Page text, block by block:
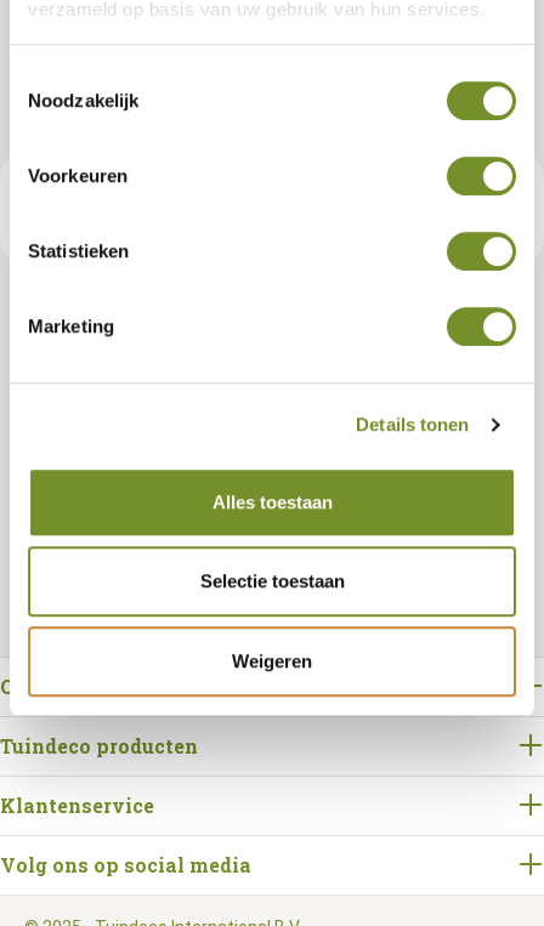
verzameld op basis van uw gebruik van hun services.
Noodzakelijk
Voorkeuren
Statistieken
Marketing
Details tonen
Alles toestaan
Selectie toestaan
Weigeren
Dakgootset, verzinkt, 125 mm,
Artikelnummer:
Tuindeco dealer? Log in voor je eigen prijzen.
Bestellen
Over Tuindeco
Tuindeco producten
Klantenservice
Volg ons op social media